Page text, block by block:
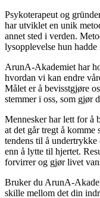
Psykoterapeut og
har utviklet en unik
annet sted i verden.
lysopplevelse hun hadde
ArunA-Akademiet har
hvordan vi kan endre
Målet er å bevisstgjøre
stemmer i oss, som gjør
Mennesker har lett for å
at det går tregt å komme
tendens til å
enn å lytte til hjertet.
forvirrer og gjør livet
Bruker du ArunA-
skille mellom det din